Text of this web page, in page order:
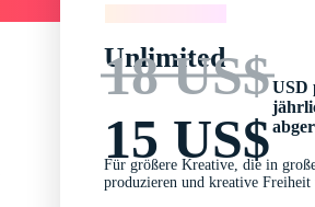
Unlimited
18 US$
15 US$
USD
Für größere Kreative, die in
produzieren und kreative Freiheit